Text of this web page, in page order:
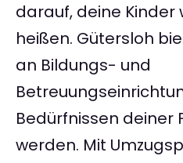
darauf, deine Kinder
heißen. Gütersloh
an Bildungs- und
Bedürfnissen deiner
werden. Mit